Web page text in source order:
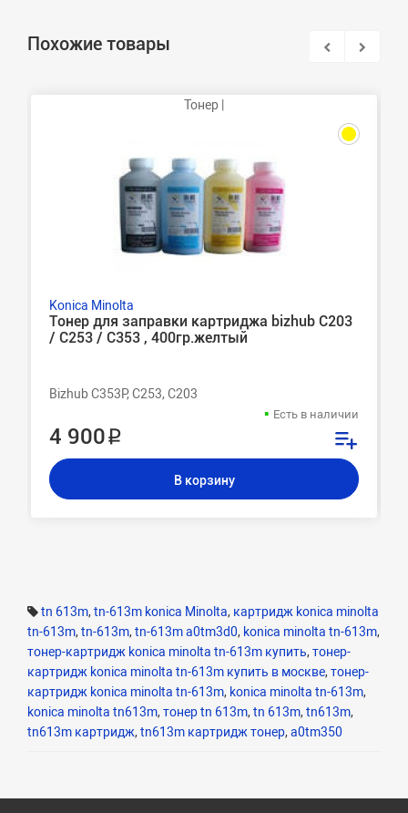
Похожие товары
Тонер |
Konica Minolta
Тонер для заправки картриджа bizhub C203
/ C253 / C353 , 400гр.желтый
Bizhub C353P, C253, C203
Есть в наличии
4 900 ₽
В корзину
tn 613m, tn-613m konica Minolta, картридж konica minolta
tn-613m, tn-613m, tn-613m a0tm3d0, konica minolta tn-613m,
тонер-картридж konica minolta tn-613m купить, тонер-
картридж konica minolta tn-613m купить в москве, тонер-
картридж konica minolta tn-613m, konica minolta tn-613m,
konica minolta tn613m, тонер tn 613m, tn 613m, tn613m,
tn613m картридж, tn613m картридж тонер, a0tm350